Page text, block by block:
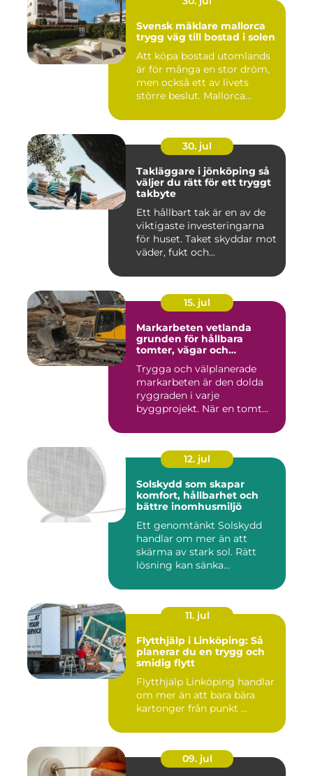
Svensk mäklare mallorca
trygg väg till bostad i solen
Att köpa bostad utomlands
är för många en stor dröm,
men också ett av livets
större beslut. Mallorca...
30. jul
Takläggare i jönköping så
väljer du rätt för ett tryggt
takbyte
Ett hållbart tak är en av de
viktigaste investeringarna
för huset. Taket skyddar mot
väder, fukt och...
15. jul
Markarbeten vetlanda
grunden för hållbara
tomter, vägar och
Trygga och välplanerade
markarbeten är den dolda
ryggraden i varje
byggprojekt. När en tomt
12. jul
Solskydd som skapar
komfort, hållbarhet och
bättre inomhusmiljö
Ett genomtänkt Solskydd
handlar om mer än att
skärma av stark sol. Rätt
lösning kan sänka
11. jul
Flytthjälp i Linköping: Så
planerar du en trygg och
smidig flytt
Flytthjälp Linköping handlar
om mer än att bara bära
kartonger från punkt ...
09. jul